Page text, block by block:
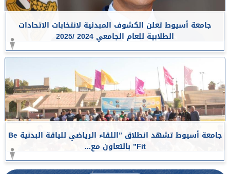
جامعة أسيوط تعلن الكشوف المبدئية لانتخابات الاتحادات
الطلابية للعام الجامعي 2024 /2025
جامعة أسيوط تشهد انطلاق ”اللقاء الرياضي للياقة البدنية Be
Fit” بالتعاون مع...